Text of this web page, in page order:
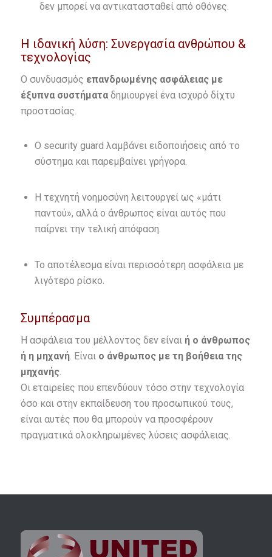
δεν μπορεί να αντικατασταθεί από οθόνες.
Η ιδανική λύση: Συνεργασία ανθρώπου &
τεχνολογίας
Ο συνδυασμός επανδρωμένης ασφάλειας με
έξυπνα συστήματαδημιουργεί ένα ισχυρό δίχτυ
προστασίας.
Ο security guard λαμβάνει ειδοποιήσεις από το
σύστημα και παρεμβαίνει γρήγορα.
Η τεχνητή νοημοσύνη λειτουργεί ως «μάτι
παντού», αλλά ο άνθρωπος είναι αυτός που
παίρνει την τελική απόφαση.
Το αποτέλεσμα είναι περισσότερη ασφάλεια με
λιγότερο ρίσκο.
Συμπέρασμα
Η ασφάλεια του μέλλοντος δεν είναι ή ο άνθρωπος
ή η μηχανή. Είναι ο άνθρωπος με τη βοήθεια της
μηχανής.
Οι εταιρείες που επενδύουν τόσο στην τεχνολογία
όσο και στην εκπαίδευση του προσωπικού τους,
είναι αυτές που θα μπορούν να προσφέρουν
πραγματικά ολοκληρωμένες λύσεις ασφάλειας.